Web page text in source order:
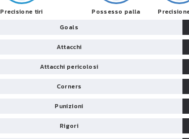
Precisione tiri Possesso palla
Goals
Attacchi
Attacchi pericolosi
Corners
Punizioni
Rigori